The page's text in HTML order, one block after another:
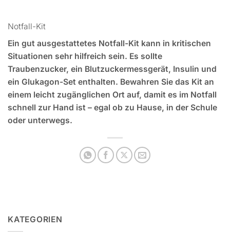
Notfall-Kit
Ein gut ausgestattetes Notfall-Kit kann in kritischen
Situationen sehr hilfreich sein. Es sollte
Traubenzucker, ein Blutzuckermessgerät, Insulin und
ein Glukagon-Set enthalten. Bewahren Sie das Kit an
einem leicht zugänglichen Ort auf, damit es im Notfall
schnell zur Hand ist – egal ob zu Hause, in der Schule
oder unterwegs.
KATEGORIEN